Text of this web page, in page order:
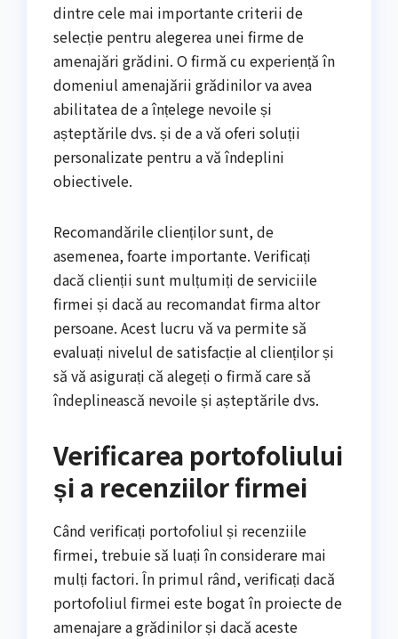
dintre cele mai importante criterii de
selecție pentru alegerea unei firme de
amenajări grădini. O firmă cu experiență în
domeniul amenajării grădinilor va avea
abilitatea de a înțelege nevoile și
așteptările dvs. și de a vă oferi soluții
personalizate pentru a vă îndeplini
obiectivele.
Recomandările clienților sunt, de
asemenea, foarte importante. Verificați
dacă clienții sunt mulțumiți de serviciile
firmei și dacă au recomandat firma altor
persoane. Acest lucru vă va permite să
evaluați nivelul de satisfacție al clienților și
să vă asigurați că alegeți o firmă care să
îndeplinească nevoile și așteptările dvs.
Verificarea portofoliului
și a recenziilor firmei
Când verificați portofoliul și recenziile
firmei, trebuie să luați în considerare mai
mulți factori. În primul rând, verificați dacă
portofoliul firmei este bogat în proiecte de
amenajare a grădinilor și dacă aceste